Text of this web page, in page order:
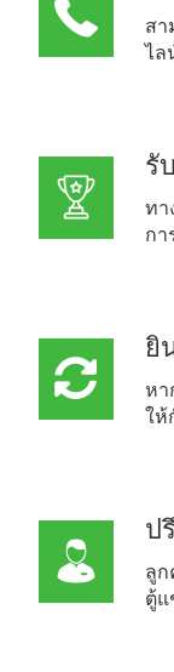
สา
ไล
รั
ทา
ก
ยิ
หา
ใ
ป
ลู
ตู้